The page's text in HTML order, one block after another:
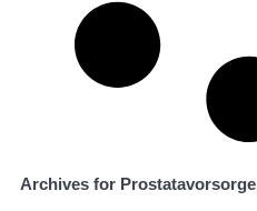
Archives for Prostatavorsorge